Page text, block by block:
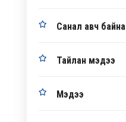
Санал авч байна
Тайлан мэдээ
Мэдээ